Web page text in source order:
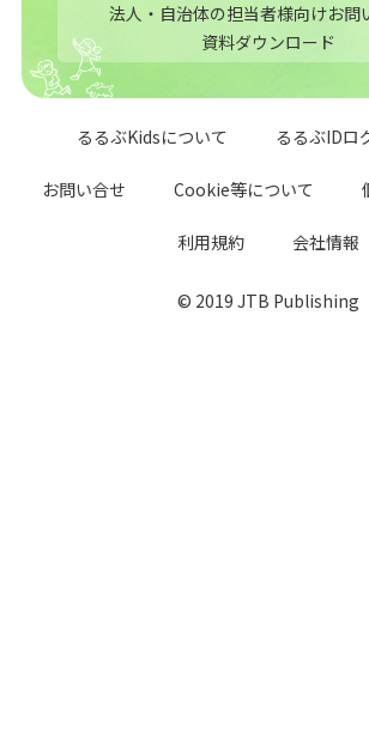
法人・自治体の担当者様向けお問
資料ダウンロード
るるぶKidsについて るるぶIDロ
お問い合せ Cookie等について
利用規約 会社情報
© 2019 JTB Publishing